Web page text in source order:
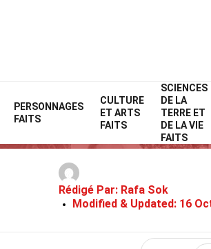
PERSONNAGES
FAITS
CULTURE
ET ARTS
FAITS
SCIENCES
DE LA
TERRE ET
DE LA VIE
FAITS
Home
33
Rédigé Par: Rafa Sok
Modified & Updated: 16